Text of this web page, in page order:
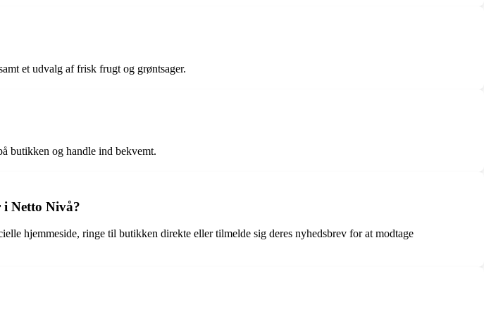
et udvalg af frisk frugt og grøntsager.
butikken og handle ind bekvemt.
Netto Nivå?
hjemmeside, ringe til butikken direkte eller tilmelde sig deres nyhedsbrev for at modtage